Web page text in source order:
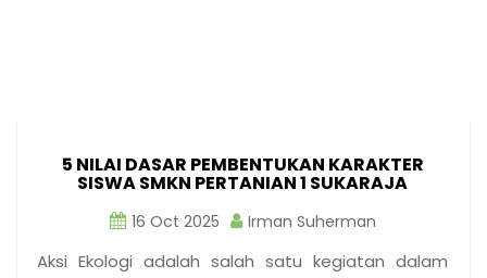
5 NILAI DASAR PEMBENTUKAN KARAKTER
SISWA SMKN PERTANIAN 1 SUKARAJA
16 Oct 2025 Irman Suherman
Aksi Ekologi adalah salah satu kegiatan dalam